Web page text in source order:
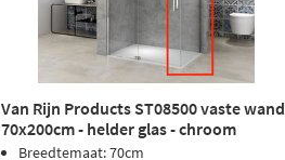
Van Rijn Products ST08500 vaste wand
70x200cm - helder glas - chroom
Breedtemaat: 70cm